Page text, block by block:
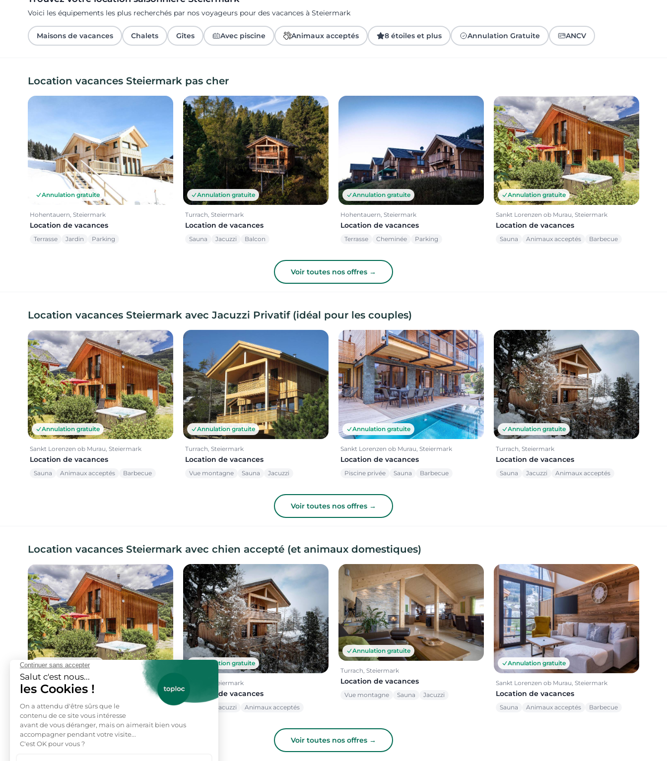
Voici les équipements les plus recherchés par nos voyageurs pour des vacances à Steiermark
Maisons de vacances Chalets Gîtes Avec piscine Animaux acceptés 8 étoiles et plus Annulation Gratuite ANCV
Location vacances Steiermark pas cher
Annulation gratuite
Hohentauern, Steiermark
Location de vacances
Terrasse Jardin Parking
Annulation gratuite
Turrach, Steiermark
Location de vacances
Sauna Jacuzzi Balcon
Annulation gratuite
Hohentauern, Steiermark
Location de vacances
Terrasse Cheminée Parking
Annulation gratuite
Sankt Lorenzen ob Murau, Steiermark
Location de vacances
Sauna Animaux acceptés Barbecue
Voir toutes nos offres →
Location vacances Steiermark avec Jacuzzi Privatif (idéal pour les couples)
Annulation gratuite
Sankt Lorenzen ob Murau, Steiermark
Location de vacances
Sauna Animaux acceptés Barbecue
Annulation gratuite
Turrach, Steiermark
Location de vacances
Vue montagne Sauna Jacuzzi
Annulation gratuite
Sankt Lorenzen ob Murau, Steiermark
Location de vacances
Piscine privée Sauna Barbecue
Annulation gratuite
Turrach, Steiermark
Location de vacances
Sauna Jacuzzi Animaux acceptés
Voir toutes nos offres →
Location vacances Steiermark avec chien accepté (et animaux domestiques)
Annulation gratuite
Sankt Lorenzen ob Murau, Steiermark
Location de vacances
Sauna Animaux acceptés
Annulation gratuite
Turrach, Steiermark
Location de vacances
Jacuzzi Animaux acceptés
Annulation gratuite
Turrach, Steiermark
Location de vacances
Vue montagne Sauna Jacuzzi
Annulation gratuite
Sankt Lorenzen ob Murau, Steiermark
Location de vacances
Sauna Animaux acceptés Barbecue
Voir toutes nos offres →